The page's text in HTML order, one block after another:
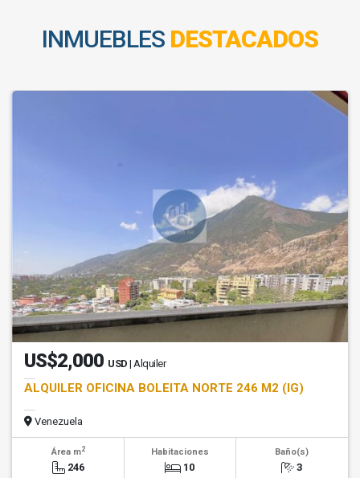
INMUEBLES DESTACADOS
US$2,000 USD | Alquiler
ALQUILER OFICINA BOLEITA NORTE 246 M2 (IG)
Venezuela
Área m2
246
Habitaciones
10
Baño(s)
3